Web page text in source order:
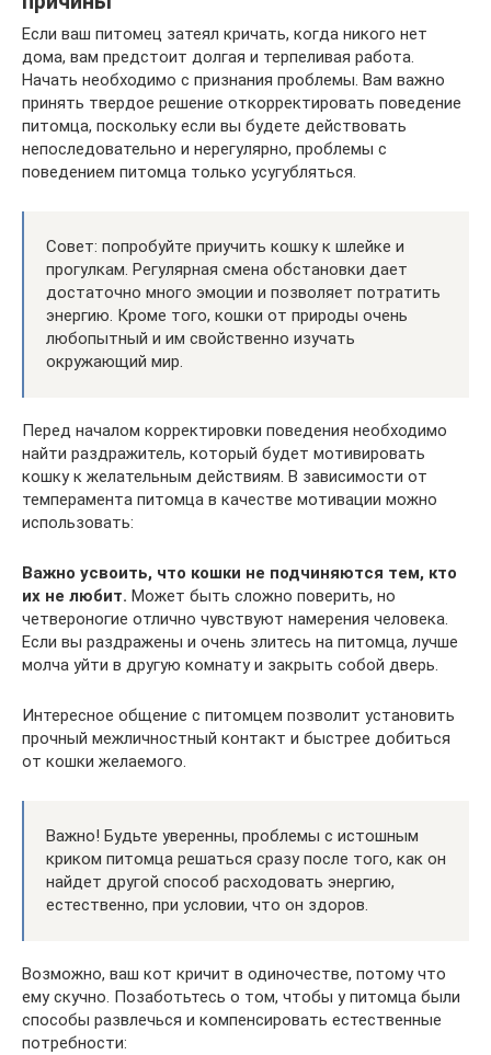
Если ваш питомец затеял кричать, когда никого нет
дома, вам предстоит долгая и терпеливая работа.
Начать необходимо с признания проблемы. Вам важно
принять твердое решение откорректировать поведение
питомца, поскольку если вы будете действовать
непоследовательно и нерегулярно, проблемы с
поведением питомца только усугубляться.
Совет: попробуйте приучить кошку к шлейке и
прогулкам. Регулярная смена обстановки дает
достаточно много эмоции и позволяет потратить
энергию. Кроме того, кошки от природы очень
любопытный и им свойственно изучать
окружающий мир.
Перед началом корректировки поведения необходимо
найти раздражитель, который будет мотивировать
кошку к желательным действиям. В зависимости от
темперамента питомца в качестве мотивации можно
использовать:
Важно усвоить, что кошки не подчиняются тем, кто
их не любит. Может быть сложно поверить, но
четвероногие отлично чувствуют намерения человека.
Если вы раздражены и очень злитесь на питомца, лучше
молча уйти в другую комнату и закрыть собой дверь.
Интересное общение с питомцем позволит установить
прочный межличностный контакт и быстрее добиться
от кошки желаемого.
Важно! Будьте уверенны, проблемы с истошным
криком питомца решаться сразу после того, как он
найдет другой способ расходовать энергию,
естественно, при условии, что он здоров.
Возможно, ваш кот кричит в одиночестве, потому что
ему скучно. Позаботьтесь о том, чтобы у питомца были
способы развлечься и компенсировать естественные
потребности: